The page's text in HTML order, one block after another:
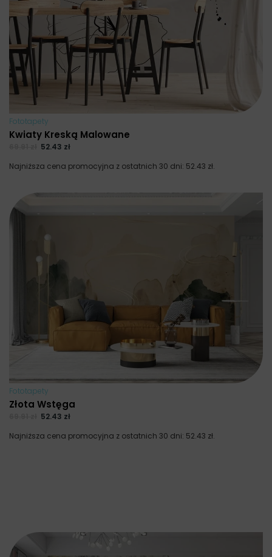
Fototapety
Kwiaty Kreską Malowane
52.43 zł
Najniższa cena promocyjna z ostatnich 30 dni: 52.43 zł.
Fototapety
Złota Wstęga
52.43 zł
Najniższa cena promocyjna z ostatnich 30 dni: 52.43 zł.